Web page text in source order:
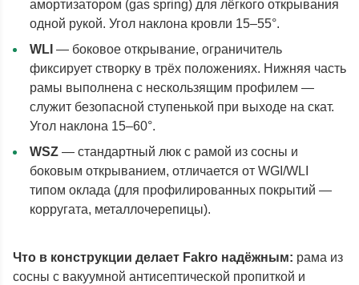
амортизатором (gas spring) для лёгкого открывания
одной рукой. Угол наклона кровли 15–55°.
WLI — боковое открывание, ограничитель
фиксирует створку в трёх положениях. Нижняя часть
рамы выполнена с нескользящим профилем —
служит безопасной ступенькой при выходе на скат.
Угол наклона 15–60°.
WSZ — стандартный люк с рамой из сосны и
боковым открыванием, отличается от WGI/WLI
типом оклада (для профилированных покрытий —
корругата, металлочерепицы).
Что в конструкции делает Fakro надёжным: рама из
сосны с вакуумной антисептической пропиткой и